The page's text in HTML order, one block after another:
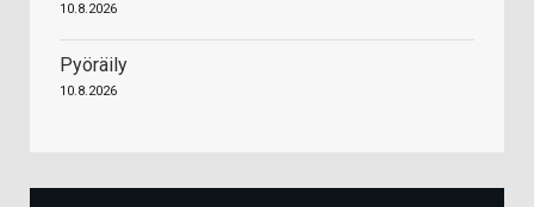
10.8.2026
Pyöräily
10.8.2026